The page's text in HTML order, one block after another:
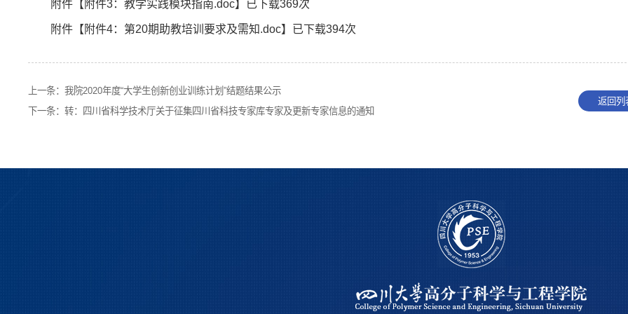
附件【 附件3：教学实践模块指南.doc】已下载369次
附件【 附件4：第20期助教培训要求及需知.doc】已下载394次
上一条：我院2020年度“大学生创新创业训练计划”结题结果公示
下一条：转：四川省科学技术厅关于征集四川省科技专家库专家及更新专家信息的通知
返回列